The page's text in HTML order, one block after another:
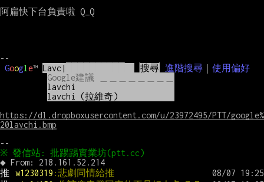
Googl e™ Lavc | 搜尋 進階搜尋
使用偏好
Google建議 ＿＿＿＿＿＿＿＿
lavchi
lavchi (拉維奇)
https://dl.dropboxusercontent.com/u/23972495/PTT/google%
20lavchi.bmp
推
w1230319 :悲劇同情給推